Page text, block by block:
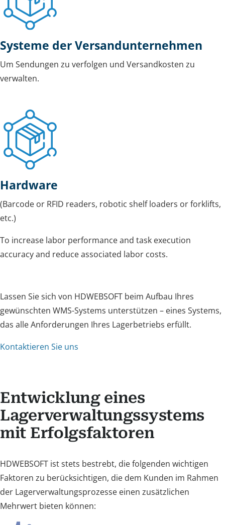
Systeme der Versandunternehmen
Um Sendungen zu verfolgen und Versandkosten zu
verwalten.
Hardware
(Barcode or RFID readers, robotic shelf loaders or forklifts,
etc.)
To increase labor performance and task execution
accuracy and reduce associated labor costs.
Lassen Sie sich von HDWEBSOFT beim Aufbau Ihres
gewünschten WMS-Systems unterstützen – eines Systems,
das alle Anforderungen Ihres Lagerbetriebs erfüllt.
Kontaktieren Sie uns
Entwicklung eines
Lagerverwaltungssystems
mit Erfolgsfaktoren
HDWEBSOFT ist stets bestrebt, die folgenden wichtigen
Faktoren zu berücksichtigen, die dem Kunden im Rahmen
der Lagerverwaltungsprozesse einen zusätzlichen
Mehrwert bieten können: